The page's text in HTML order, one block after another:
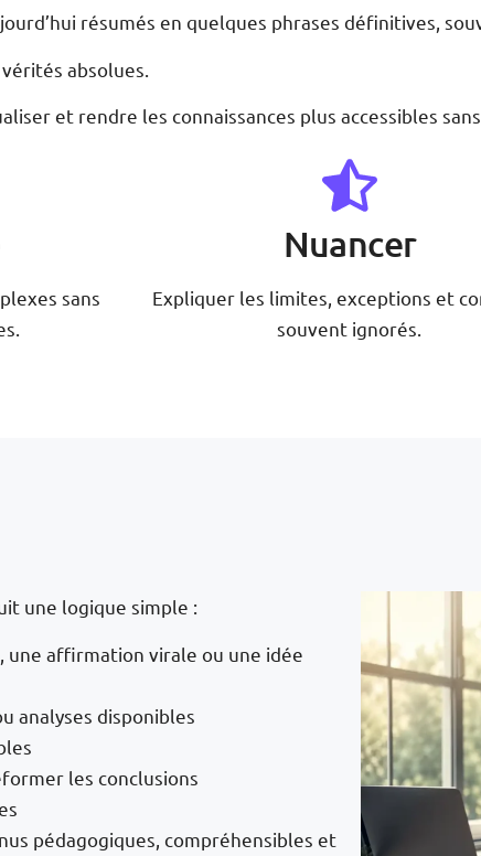
résumés en quelques phrases définitives,
absolues.
et rendre les connaissances plus accessibles
sans
Nuancer
Expliquer les limites, exceptions et
souvent ignorés.
une logique simple :
affirmation virale ou une idée
analyses disponibles
les conclusions
pédagogiques, compréhensibles et